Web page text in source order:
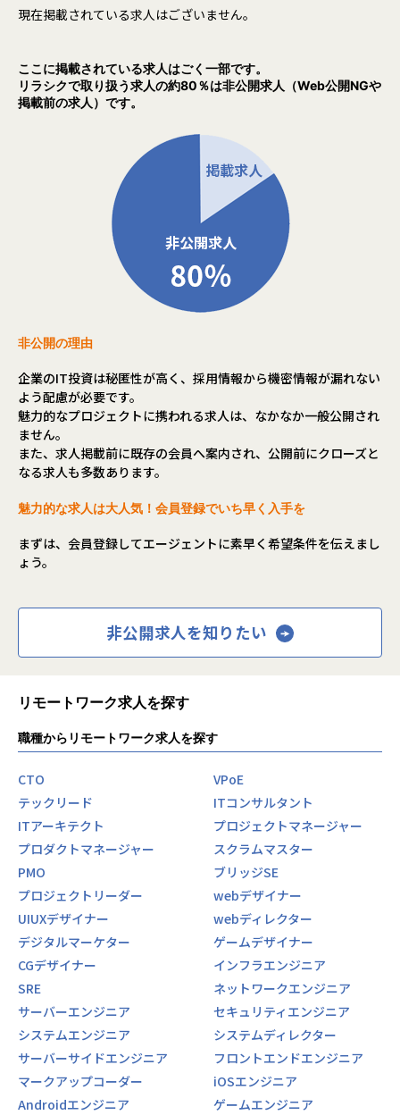
現在掲載されている求人はございません。
ここに掲載されている求人はごく一部です。
リラシクで取り扱う求人の約80％は非公開求人（Web公開NGや
掲載前の求人）です。
非公開の理由
企業のIT投資は秘匿性が高く、採用情報から機密情報が漏れない
よう配慮が必要です。
魅力的なプロジェクトに携われる求人は、なかなか一般公開され
ません。
また、求人掲載前に既存の会員へ案内され、公開前にクローズと
なる求人も多数あります。
魅力的な求人は大人気！会員登録でいち早く入手を
まずは、会員登録してエージェントに素早く希望条件を伝えまし
ょう。
非公開求人を知りたい
リモートワーク求人を探す
職種からリモートワーク求人を探す
CTO
VPoE
テックリード
ITコンサルタント
ITアーキテクト
プロジェクトマネージャー
プロダクトマネージャー
スクラムマスター
PMO
ブリッジSE
プロジェクトリーダー
webデザイナー
UIUXデザイナー
webディレクター
デジタルマーケター
ゲームデザイナー
CGデザイナー
インフラエンジニア
SRE
ネットワークエンジニア
サーバーエンジニア
セキュリティエンジニア
システムエンジニア
システムディレクター
サーバーサイドエンジニア
フロントエンドエンジニア
マークアップコーダー
iOSエンジニア
Androidエンジニア
ゲームエンジニア